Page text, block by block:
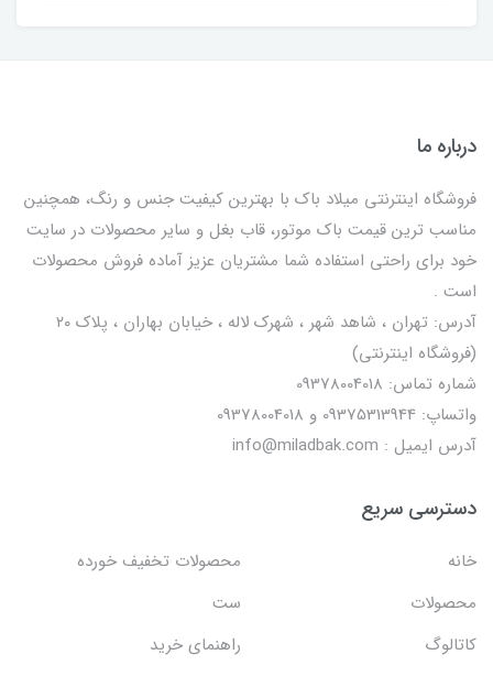
درباره ما
فروشگاه اینترنتی میلاد باک با بهترین کیفیت جنس و رنگ، همچنین
مناسب ترین قیمت باک موتور، قاب بغل و سایر محصولات در سایت
خود برای راحتی استفاده شما مشتریان عزیز آماده فروش محصولات
است .
آدرس: تهران ، شاهد شهر ، شهرک لاله ، خیابان بهاران ، پلاک ۲۰
(فروشگاه اینترنتی)
شماره تماس: 09378004018
واتساپ: 09375313944 و 09378004018
آدرس ایمیل : info@miladbak.com
دسترسی سریع
خانه
محصولات تخفیف خورده
محصولات
ست
کاتالوگ
راهنمای خرید